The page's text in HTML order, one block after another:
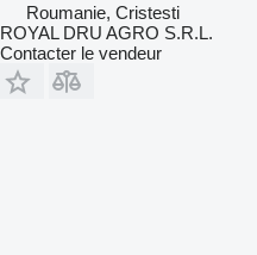
Roumanie, Cristesti
ROYAL DRU AGRO S.R.L.
Contacter le vendeur